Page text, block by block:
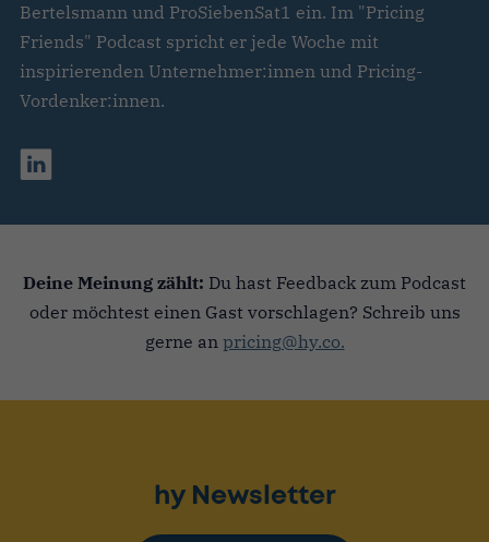
Bertelsmann und ProSiebenSat1 ein. Im "Pricing
Friends" Podcast spricht er jede Woche mit
inspirierenden Unternehmer:innen und Pricing-
Vordenker:innen.
Deine Meinung zählt: Du hast Feedback zum Podcast
oder möchtest einen Gast vorschlagen? Schreib uns
gerne an pricing@hy.co.
hy Newsletter